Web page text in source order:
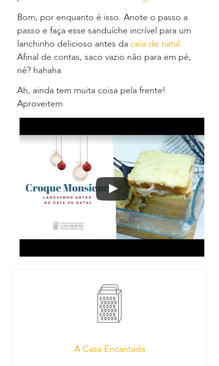
Bom, por enquanto é isso. Anote o passo a
passo e faça esse sanduíche incrível para um
lanchinho delicioso antes da ceia de natal.
Afinal de contas, saco vazio não para em pé,
né? hahaha
Ah, ainda tem muita coisa pela frente!
Aproveitem.
A Casa Encantada